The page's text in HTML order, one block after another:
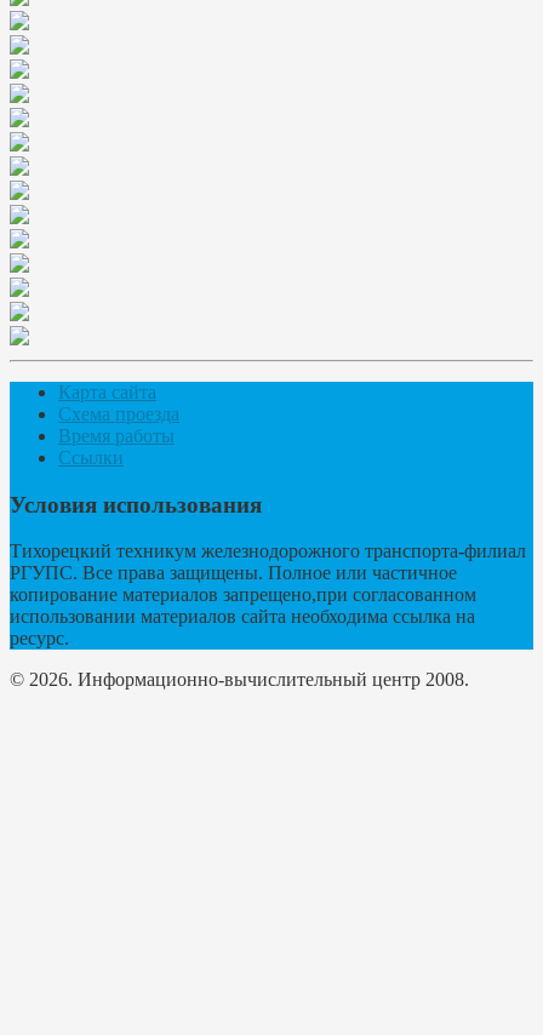
Карта сайта
Схема проезда
Время работы
Ссылки
Условия использования
Тихорецкий техникум железнодорожного транспорта-филиал
РГУПС. Все права защищены. Полное или частичное
копирование материалов запрещено,при согласованном
использовании материалов сайта необходима ссылка на
ресурс.
© 2026. Информационно-вычислительный центр 2008.